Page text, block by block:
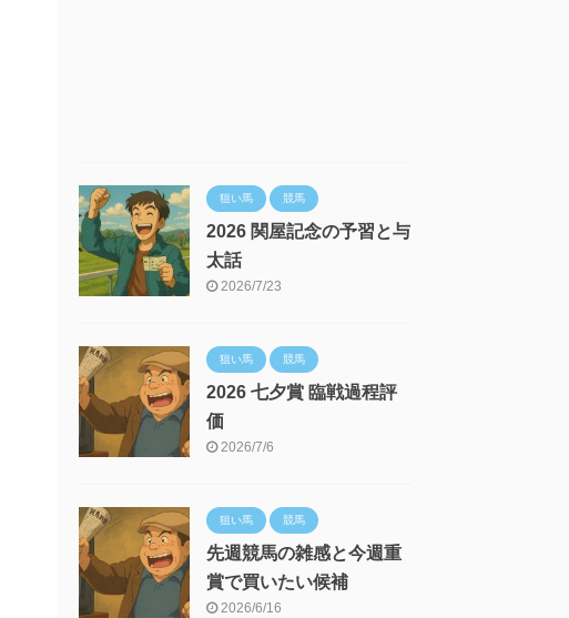
狙い馬 競馬
2026 関屋記念の予習と与
太話
2026/7/23
狙い馬 競馬
2026 七夕賞 臨戦過程評
価
2026/7/6
狙い馬 競馬
先週競馬の雑感と今週重
賞で買いたい候補
2026/6/16